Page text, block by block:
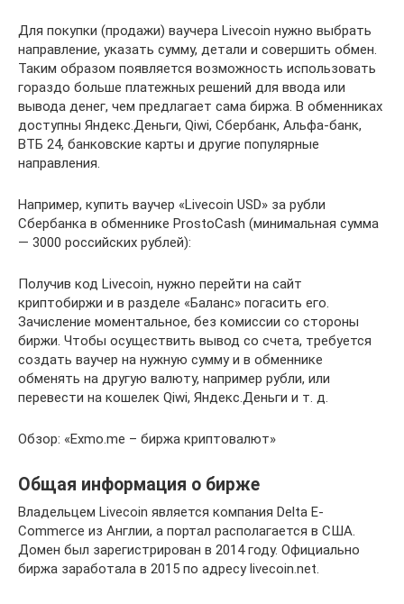
Для покупки (продажи) ваучера Livecoin нужно выбрать
направление, указать сумму, детали и совершить обмен.
Таким образом появляется возможность использовать
гораздо больше платежных решений для ввода или
вывода денег, чем предлагает сама биржа. В обменниках
доступны Яндекс.Деньги, Qiwi, Сбербанк, Альфа-банк,
ВТБ 24, банковские карты и другие популярные
направления.
Например, купить ваучер «Livecoin USD» за рубли
Сбербанка в обменнике ProstoCash (минимальная сумма
— 3000 российских рублей):
Получив код Livecoin, нужно перейти на сайт
криптобиржи и в разделе «Баланс» погасить его.
Зачисление моментальное, без комиссии со стороны
биржи. Чтобы осуществить вывод со счета, требуется
создать ваучер на нужную сумму и в обменнике
обменять на другую валюту, например рубли, или
перевести на кошелек Qiwi, Яндекс.Деньги и т. д.
Обзор: «Exmo.me – биржа криптовалют»
Общая информация о бирже
Владельцем Livecoin является компания Delta E-
Commerce из Англии, а портал располагается в США.
Домен был зарегистрирован в 2014 году. Официально
биржа заработала в 2015 по адресу livecoin.net.